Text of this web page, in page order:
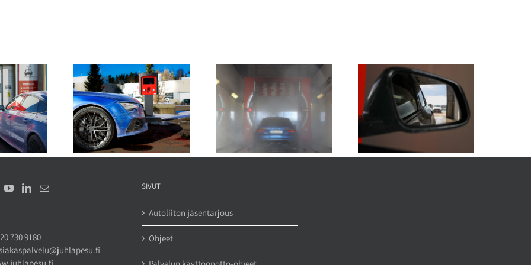
auto kannattaa
katupölyn
takia?
Kuinka suojata autoa
katupölyltä pesun jälkeen?
Mitä kannattaa huomioida,
kun valitsee pesuohjelman
pakettiautolle?
730 9180
SIVUT
Autoliiton jäsentarjous
Ohjeet